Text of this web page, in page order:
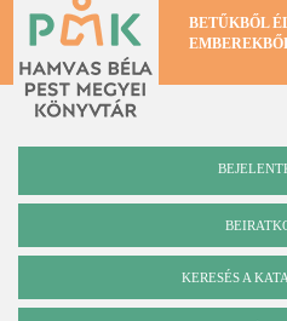
Ugrás
tartalomra
BETŰKBŐL
Katalógus
KERESÉS A